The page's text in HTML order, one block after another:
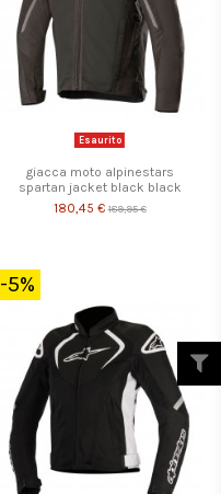
Esaurito
giacca moto alpinestars
spartan jacket black black
180,45 € 189,95 €
-5%